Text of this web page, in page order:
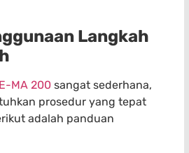
Langkah
MA 200 sangat sederhana,
prosedur yang tepat
adalah panduan